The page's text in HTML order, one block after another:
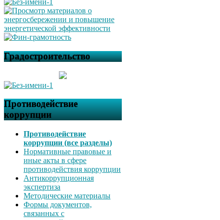
Градостроительство
Противодействие
коррупции
Противодействие
коррупции (все разделы)
Нормативные правовые и
иные акты в сфере
противодействия коррупции
Антикоррупционная
экспертиза
Методические материалы
Формы документов,
связанных с